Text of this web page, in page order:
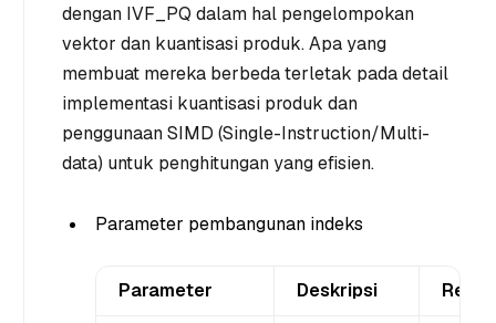
dengan IVF_PQ dalam hal pengelompokan
vektor dan kuantisasi produk. Apa yang
membuat mereka berbeda terletak pada detail
implementasi kuantisasi produk dan
penggunaan SIMD (Single-Instruction/Multi-
data) untuk penghitungan yang efisien.
Parameter pembangunan indeks
Parameter Deskripsi